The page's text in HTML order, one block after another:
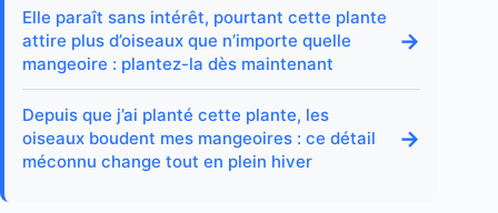
Elle paraît sans intérêt, pourtant cette plante
attire plus d’oiseaux que n’importe quelle
mangeoire : plantez-la dès maintenant
→
Depuis que j’ai planté cette plante, les
oiseaux boudent mes mangeoires : ce détail
méconnu change tout en plein hiver
→